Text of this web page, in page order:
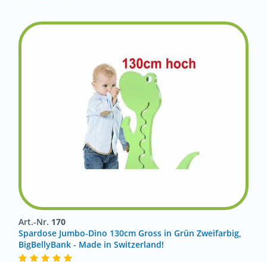
Art.-Nr. 170
Spardose Jumbo-Dino 130cm Gross in Grün Zweifarbig,
BigBellyBank - Made in Switzerland!